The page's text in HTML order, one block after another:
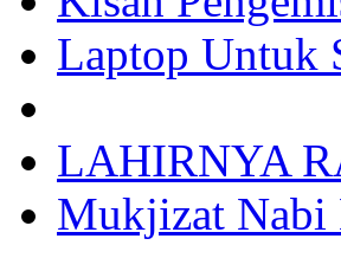
Laptop Untuk
LAHIRNYA
Mukjizat Nabi